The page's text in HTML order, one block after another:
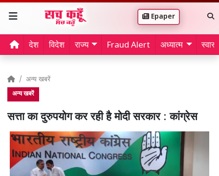
Epaper
देश विदेश राज्य Fraud Alert अध्यात्म
अन्य खबरें
अन्य खबरें
सत्ता का दुरुपयोग कर रही है मोदी सरकार : कांग्रेस